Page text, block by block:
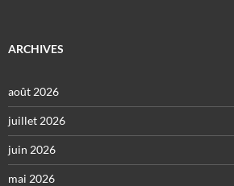
ARCHIVES
août 2026
juillet 2026
juin 2026
mai 2026